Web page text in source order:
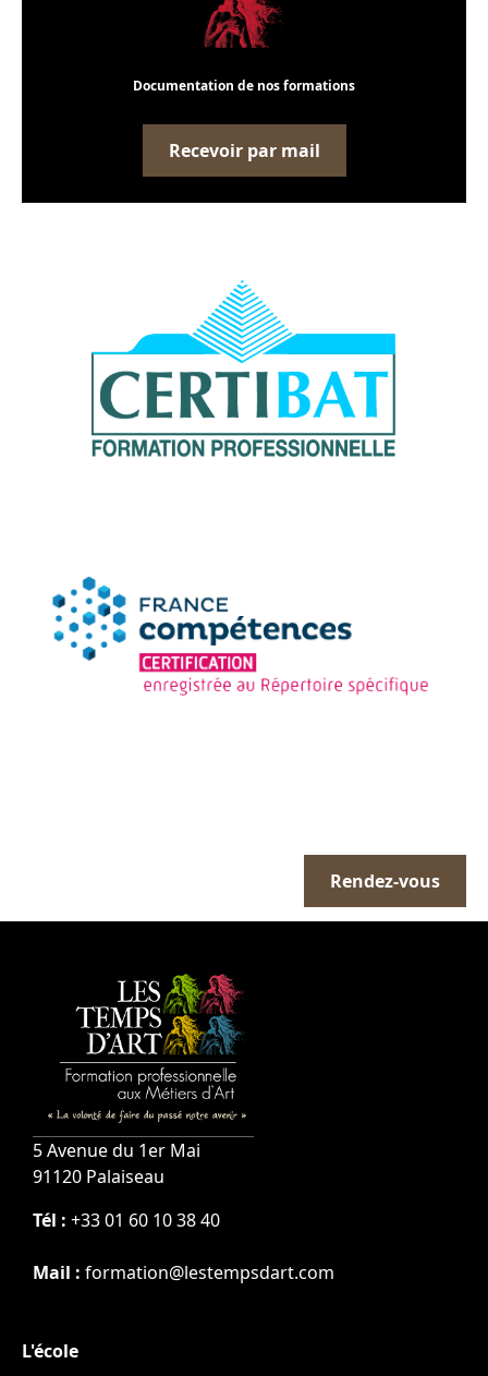
Documentation de nos formations
Recevoir par mail
Rendez-vous
5 Avenue du 1er Mai
91120 Palaiseau
Tél : +33 01 60 10 38 40
Mail : formation@lestempsdart.com
L'école